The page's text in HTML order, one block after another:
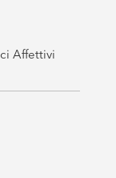
Affettivi